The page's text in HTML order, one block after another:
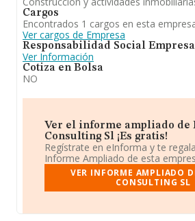
Cargos
Encontrados 1 cargos en esta
Ver cargos de Empresa
Responsabilidad Social
Ver Información
Cotiza en Bolsa
NO
Ver el informe ampliado de
Consulting Sl ¡Es gratis!
Regístrate en eInforma y te
Informe Ampliado de esta
VER INFORME AMPLIADO
CONSULTING SL